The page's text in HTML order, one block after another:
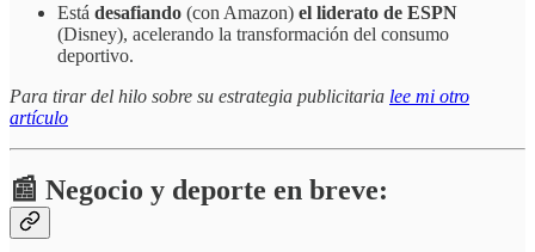
Está desafiando (con Amazon) el liderato de ESPN
(Disney), acelerando la transformación del consumo
deportivo.
Para tirar del hilo sobre su estrategia publicitaria lee mi otro
artículo
📰 Negocio y deporte en breve: